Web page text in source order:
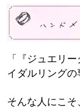
「『ジュエリ
イダルリングの
そんな人にこ